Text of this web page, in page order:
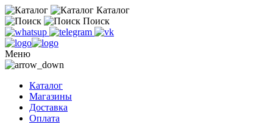
Каталог
Поиск
Меню
Каталог
Магазины
Доставка
Оплата